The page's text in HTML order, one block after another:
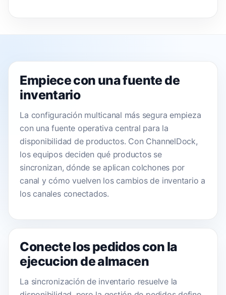
Empiece con una fuente de
inventario
La configuración multicanal más segura empieza
con una fuente operativa central para la
disponibilidad de productos. Con ChannelDock,
los equipos deciden qué productos se
sincronizan, dónde se aplican colchones por
canal y cómo vuelven los cambios de inventario a
los canales conectados.
Conecte los pedidos con la
ejecucion de almacen
La sincronización de inventario resuelve la